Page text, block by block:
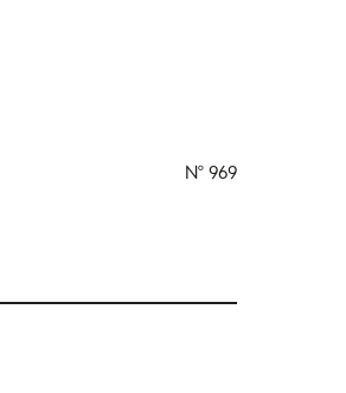
№ 969